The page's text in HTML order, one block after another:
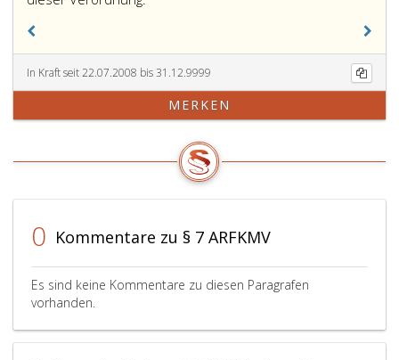
Unbedenklichkeitsnachweises
gemäß
Paragraph
7,
Verordnung
Ausübungsregeln
das
und
Tätowieren
Kosmetik(Schönheitspflege)-
In Kraft seit 22.07.2008 bis 31.12.9999
MERKEN
0 Kommentare zu § 7 ARFKMV
Es sind keine Kommentare zu diesen Paragrafen
vorhanden.